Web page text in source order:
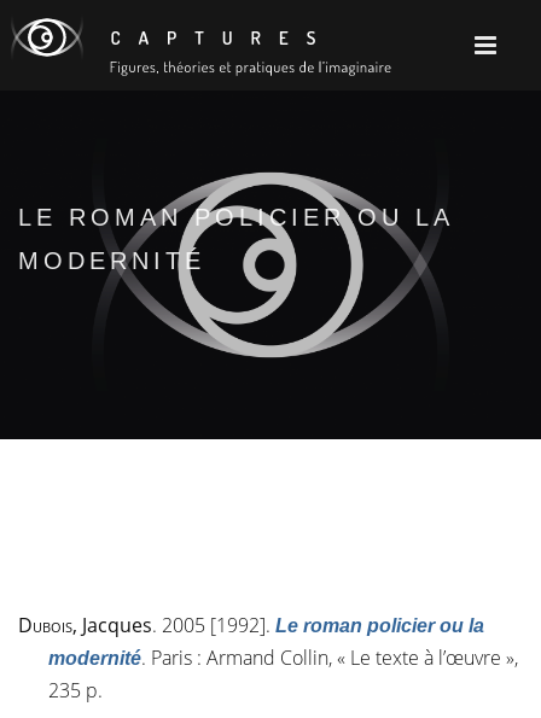
LE ROMAN POLICIER OU LA
MODERNITÉ
Dubois, Jacques. 2005 [1992]. Le roman policier ou la
modernité. Paris : Armand Collin, « Le texte à l’œuvre »,
235 p.